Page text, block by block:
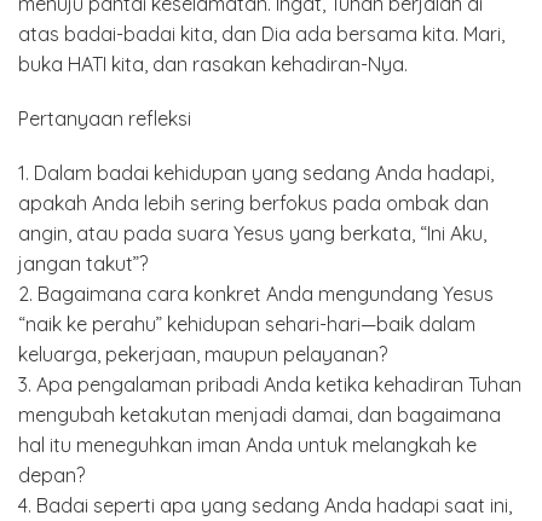
atas badai-badai kita, dan Dia ada bersama kita. Mari,
buka HATI kita, dan rasakan kehadiran-Nya.
Pertanyaan refleksi
1. Dalam badai kehidupan yang sedang Anda hadapi,
apakah Anda lebih sering berfokus pada ombak dan
angin, atau pada suara Yesus yang berkata, “Ini Aku,
jangan takut”?
2. Bagaimana cara konkret Anda mengundang Yesus
“naik ke perahu” kehidupan sehari-hari—baik dalam
keluarga, pekerjaan, maupun pelayanan?
3. Apa pengalaman pribadi Anda ketika kehadiran Tuhan
mengubah ketakutan menjadi damai, dan bagaimana
hal itu meneguhkan iman Anda untuk melangkah ke
depan?
4. Badai seperti apa yang sedang Anda hadapi saat ini,